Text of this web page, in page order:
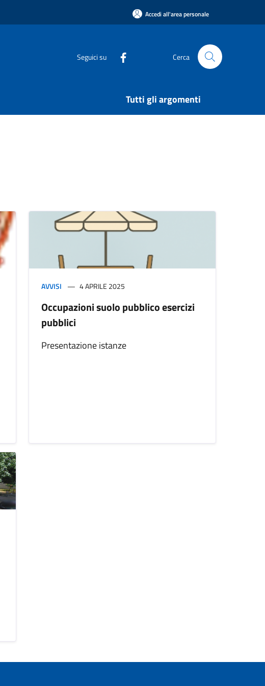
Accedi all'area personale
Seguici su Cerca
Tutti gli argomenti
AVVISI 4 APRILE 2025
Occupazioni suolo pubblico esercizi
pubblici
Presentazione istanze